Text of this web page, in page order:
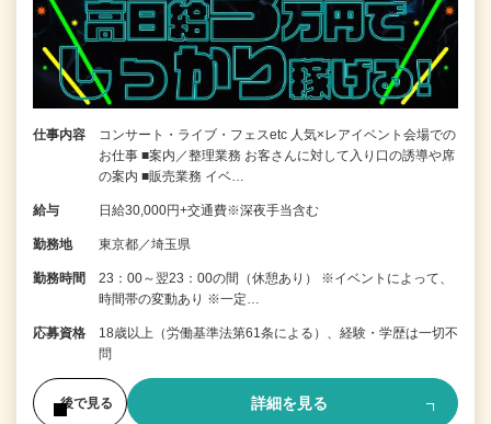
仕事内容
コンサート・ライブ・フェスetc 人気×レアイベント会場での
お仕事 ■案内／整理業務 お客さんに対して入り口の誘導や席
の案内 ■販売業務 イベ…
給与 日給30,000円+交通費※深夜手当含む
勤務地 東京都／埼玉県
勤務時間
23：00～翌23：00の間（休憩あり） ※イベントによって、
時間帯の変動あり ※一定…
応募資格
18歳以上（労働基準法第61条による）、経験・学歴は一切不
問
後で見る 詳細を見る